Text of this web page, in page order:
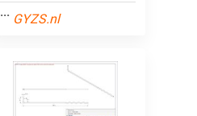
... GYZS.nl